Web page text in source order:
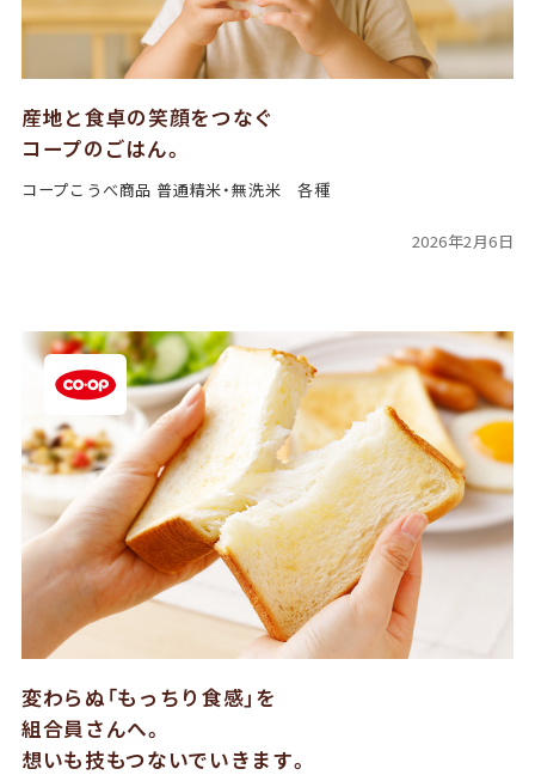
産地と食卓の笑顔をつなぐ
コープのごはん。
コープこうべ商品 普通精米・無洗米 各種
2026年2月6日
変わらぬ「もっちり食感」を
組合員さんへ。
想いも技もつないでいきます。